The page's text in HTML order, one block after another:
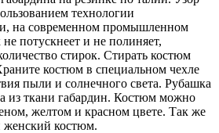
технологии
на современном промышленном
потускнеет и не полиняет,
стирок. Стирать костюм
костюм в специальном чехле
пыли и солнечного света. Рубашка
из ткани габардин. Костюм можно
желтом и красном цвете. Так же
женский костюм.